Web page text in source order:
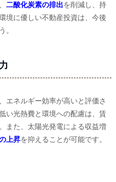
二酸化炭素の排出を削減し、持
境に優しい不動産投資は、今後
。
エネルギー効率が高いと評価さ
い光熱費と環境への配慮は、賃
また、太陽光発電による収益増
上昇を抑えることが可能です。